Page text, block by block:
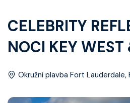
Zážitky z plaveb
CELEBRITY
NOCI KEY
Okružní plavba Fort Lauderdale,